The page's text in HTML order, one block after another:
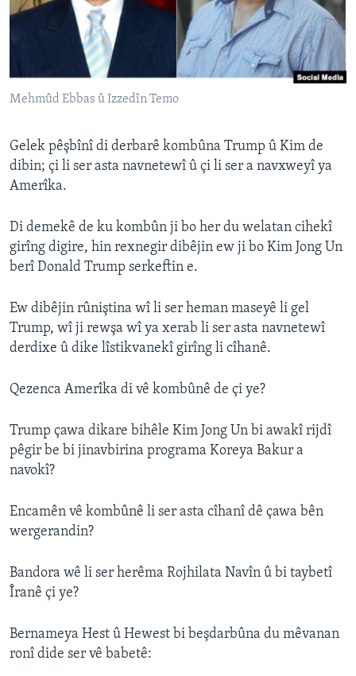
ÇAND Û HUNER
FOLLOW US
Zimanên Din
Mehmûd Ebbas û Izzedîn Temo
Gelek pêşbînî di derbarê kombûna Trump û Kim de
dibin; çi li ser asta navnetewî û çi li ser a navxweyî ya
Amerîka.
Di demekê de ku kombûn ji bo her du welatan cihekî
girîng digire, hin rexnegir dibêjin ew ji bo Kim Jong Un
berî Donald Trump serkeftin e.
Ew dibêjin rûniştina wî li ser heman maseyê li gel
Trump, wî ji rewşa wî ya xerab li ser asta navnetewî
derdixe û dike lîstikvanekî girîng li cîhanê.
Qezenca Amerîka di vê kombûnê de çi ye?
Trump çawa dikare bihêle Kim Jong Un bi awakî rijdî
pêgir be bi jinavbirina programa Koreya Bakur a
navokî?
Encamên vê kombûnê li ser asta cîhanî dê çawa bên
wergerandin?
Bandora wê li ser herêma Rojhilata Navîn û bi taybetî
Îranê çi ye?
Bernameya Hest û Hewest bi beşdarbûna du mêvanan
ronî dide ser vê babetê: